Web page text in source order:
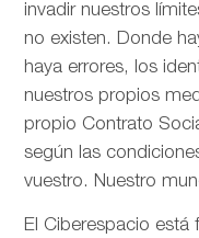
invadir nuestros
no existen. Donde
haya errores, los
nuestros propios
propio Contrato
según las
vuestro. Nuestro
El Ciberespacio está